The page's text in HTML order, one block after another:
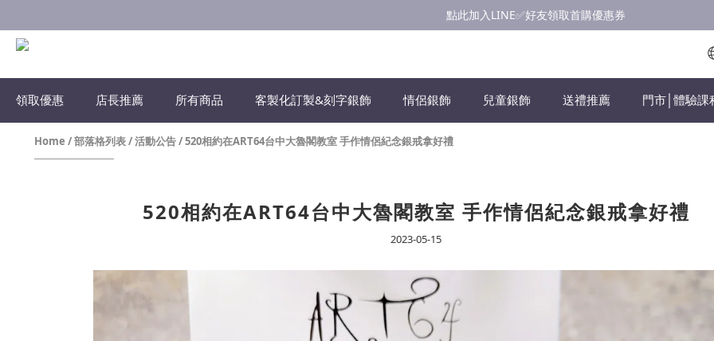
點此加入LINE✅好友領取首購優惠券
點此加入LINE✅好友領取首購優惠券
點此加入LINE✅好友領取首購優惠券
領取優惠 店長推薦 所有商品 客製化訂製&刻字銀飾 情侶銀飾 兒童銀飾 送禮推薦 門市│體驗課
Home /部落格列表/活動公告/520相約在ART64台中大魯閣教室 手作情侶紀念銀戒拿好禮
520相約在ART64台中大魯閣教室 手作情侶紀念銀戒拿好禮
2023-05-15